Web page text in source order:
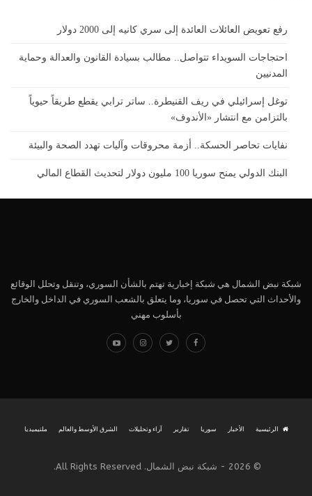
رفع تعويض العائلات العائدة إلى سري كانيه إلى 2000 دولار
احتجاجات السويداء تتواصل.. مطالب بسيادة القانون والعدالة وحماية
المدنيين
توغل إسرائيلي في ريف القنيطرة.. ساتر ترابي يقطع طريقاً حيوياً
بالتزامن مع انتشار «الأندوف»
نفايات تحاصر الحسكة.. أزمة محروقات وآليات تهدد الصحة والبيئة
البنك الدولي يمنح سوريا 100 مليون دولار لتحديث القطاع المالي
شبكة نبض الشمال هي شبكة إخبارية تهتم بالشأن السوري، وتنقل وتحلل الوقائع
والأحداث التي تحصل في سوريا، وما يتعلق بالشعب السوري في الداخل والخارج
بأسلوب مهني
الرئيسية الأخبار سوريا تقارير آراء وتحليلات الشرق الأوسط والعالم ملتيميديا
© 2026 - شبكة نبض الشمال. All Rights Reserved.